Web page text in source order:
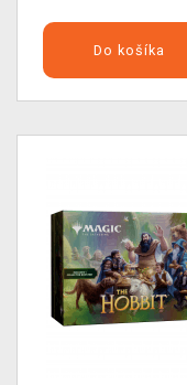
Do košíka